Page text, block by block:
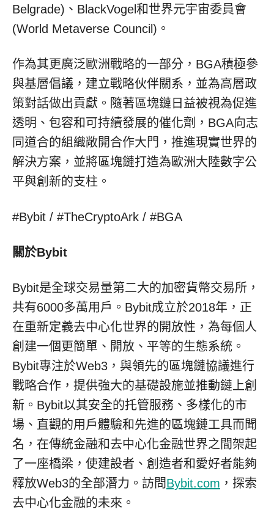
Belgrade)、BlackVogel和世界元宇宙委員會
(World Metaverse Council)。
作為其更廣泛歐洲戰略的一部分，BGA積極參
與基層倡議，建立戰略伙伴關系，並為高層政
策對話做出貢獻。隨著區塊鏈日益被視為促進
透明、包容和可持續發展的催化劑，BGA向志
同道合的組織敞開合作大門，推進現實世界的
解決方案，並將區塊鏈打造為歐洲大陸數字公
平與創新的支柱。
#Bybit / #TheCryptoArk / #BGA
關於Bybit
Bybit是全球交易量第二大的加密貨幣交易所，
共有6000多萬用戶。Bybit成立於2018年，正
在重新定義去中心化世界的開放性，為每個人
創建一個更簡單、開放、平等的生態系統。
Bybit專注於Web3，與領先的區塊鏈協議進行
戰略合作，提供強大的基礎設施並推動鏈上創
新。Bybit以其安全的托管服務、多樣化的市
場、直觀的用戶體驗和先進的區塊鏈工具而聞
名，在傳統金融和去中心化金融世界之間架起
了一座橋梁，使建設者、創造者和愛好者能夠
釋放Web3的全部潛力。訪問Bybit.com ，探索
去中心化金融的未來。